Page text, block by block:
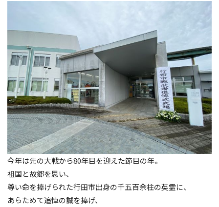
今年は先の大戦から80年目を迎えた節目の年。
祖国と故郷を思い、
尊い命を捧げられた行田市出身の千五百余柱の英霊に、
あらためて追悼の誠を捧げ、